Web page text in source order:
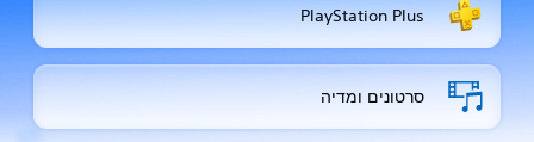
PlayStation Plus
סרטונים ומדיה